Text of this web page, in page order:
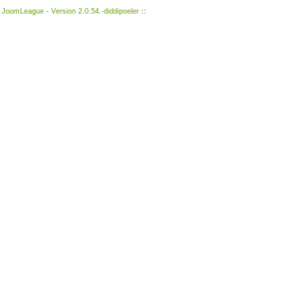
JoomLeague- Version 2.0.54.-diddipoeler::